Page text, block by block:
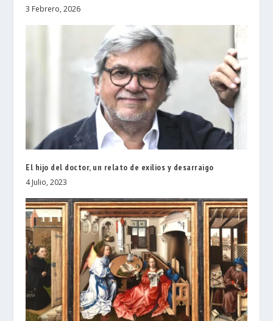
3 Febrero, 2026
El hijo del doctor, un relato de exilios y desarraigo
4 Julio, 2023